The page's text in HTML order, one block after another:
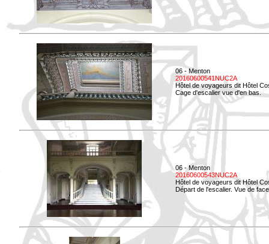
06 - Menton
20160600541NUC2A
Hôtel de voyageurs dit Hôtel
Cage d'escalier vue d'en bas.
06 - Menton
20160600543NUC2A
Hôtel de voyageurs dit Hôtel
Départ de l'escalier. Vue de